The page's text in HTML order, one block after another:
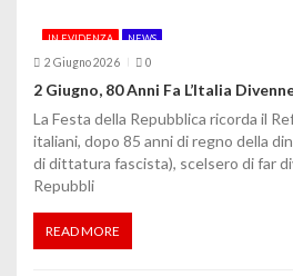
o
n
e
a
r
t
IN EVIDENZA NEWS
2 Giugno 2026 0
2 Giugno, 80 Anni Fa L’Italia
La Festa della Repubblica ricorda il
italiani, dopo 85 anni di regno della
di dittatura fascista), scelsero di far
Repubbli
READ MORE